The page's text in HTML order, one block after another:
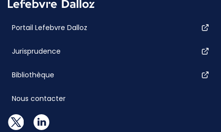
Portail Lefebvre Dalloz
Jurisprudence
Bibliothèque
Nous contacter